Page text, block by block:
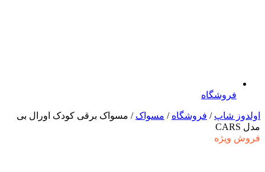
فروشگاه
اولدوز شاپ / فروشگاه / مسواک / مسواک برقی کودک اورال بی
مدل CARS
فروش ویژه